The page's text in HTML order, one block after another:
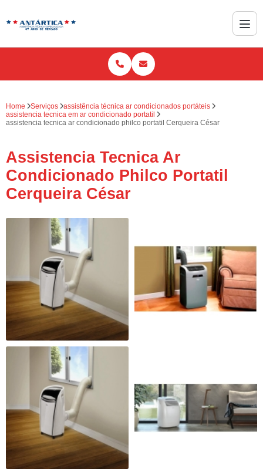
Home Serviços
assistência técnica ar condicionados portáteis
assistencia tecnica em ar condicionado portatil
assistencia tecnica ar condicionado philco portatil Cerqueira César
Assistencia Tecnica Ar
Condicionado Philco Portatil
Cerqueira César